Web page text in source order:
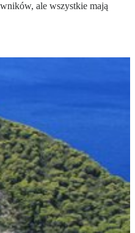
ale wszystkie mają